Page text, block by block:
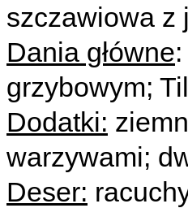
szczawiowa z
Dania główne
grzybowym;
Dodatki:
warzywami;
Deser: